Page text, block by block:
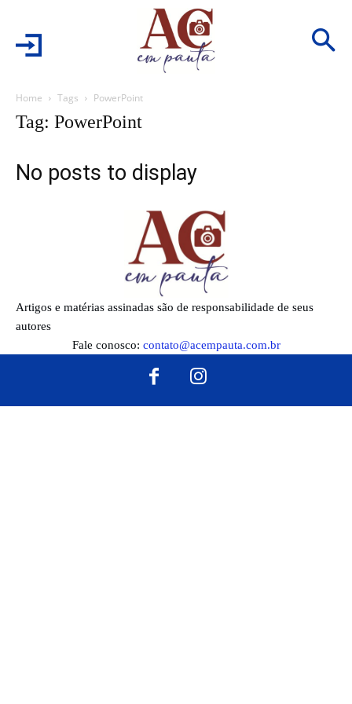
Home Tags PowerPoint
Tag: PowerPoint
No posts to display
Artigos e matérias assinadas são de responsabilidade de seus
autores
Fale conosco: contato@acempauta.com.br